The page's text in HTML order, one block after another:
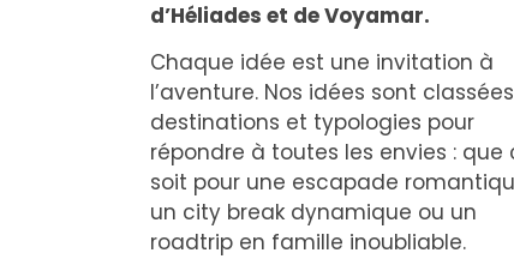
d’Héliades et de Voyamar.
Chaque idée est une invitation à
l’aventure. Nos idées sont
destinations et typologies pour
répondre à toutes les envies : que
soit pour une escapade
un city break dynamique ou un
roadtrip en famille inoubliable.